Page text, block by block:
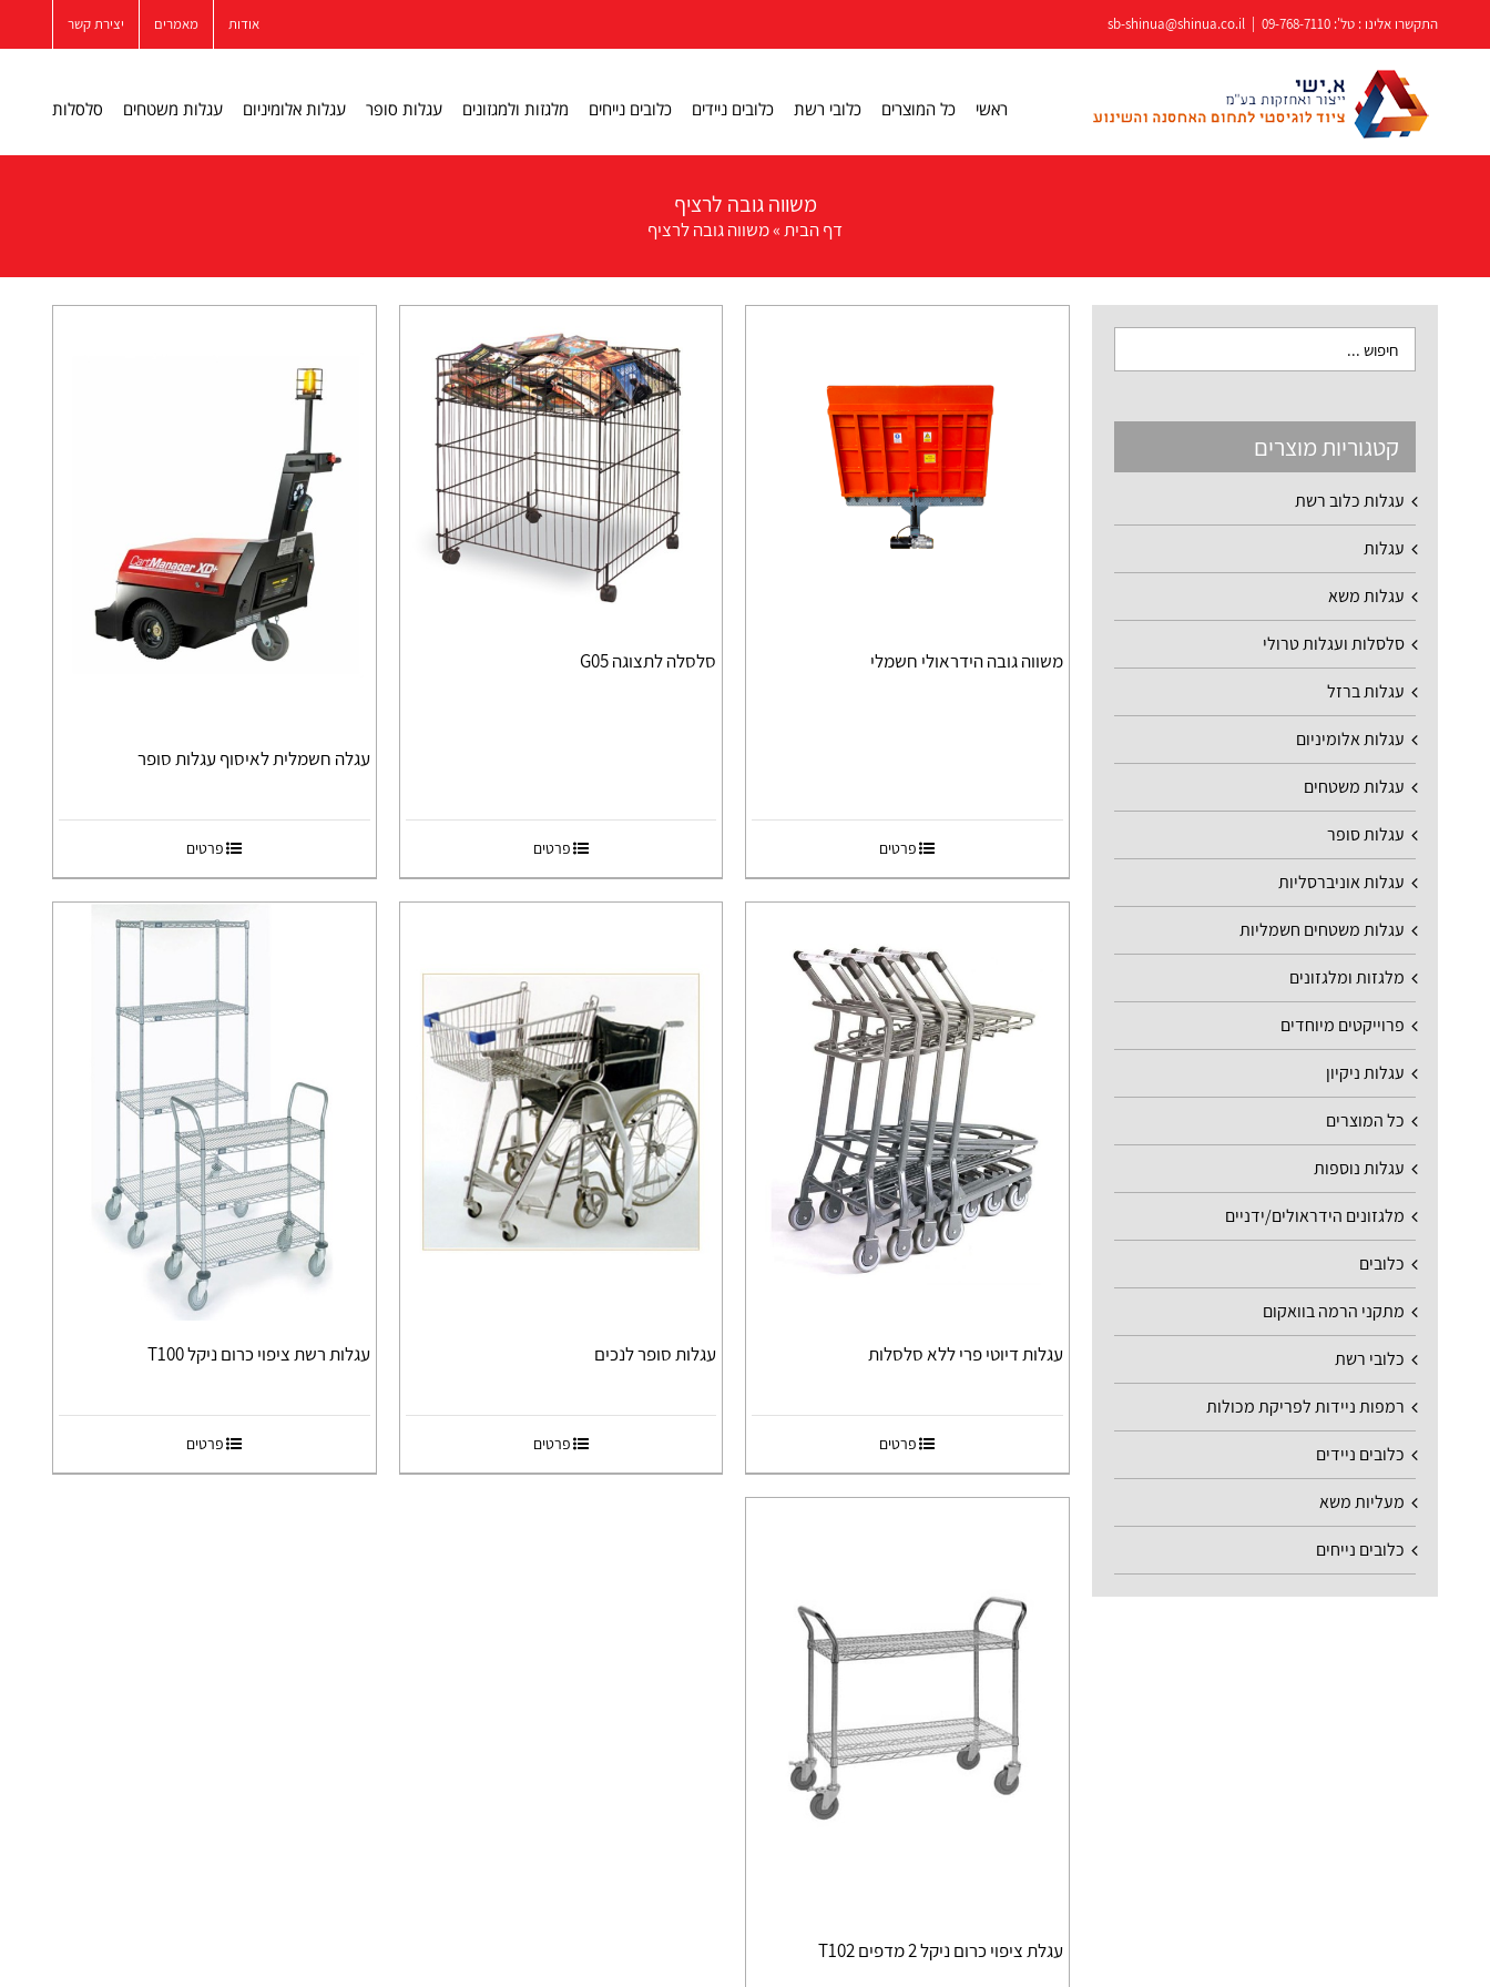
התקשרו אלינו : טל': 09-768-7110
sb-shinua@shinua.co.il אודות מאמרים יצירת קשר
ראשי כל המוצרים כלובי רשת כלובים ניידים כלובים נייחים מלגזות ולמגזונים עגלות סופר עגלות אלומיניום עגלות משטחים סלסלות
משווה גובה לרציף
דף הבית»משווה גובה לרציף
משווה גובה הידראולי חשמלי
פרטים
סלסלה לתצוגה G05
פרטים
עגלה חשמלית לאיסוף עגלות סופר
פרטים
עגלות דיוטי פרי ללא סלסלות
פרטים
עגלות סופר לנכים
פרטים
עגלות רשת ציפוי כרום ניקל T100
פרטים
עגלת ציפוי כרום ניקל 2 מדפים T102
קטגוריות מוצרים
עגלות כלוב רשת
עגלות
עגלות משא
סלסלות ועגלות טרולי
עגלות ברזל
עגלות אלומיניום
עגלות משטחים
עגלות סופר
עגלות אוניברסליות
עגלות משטחים חשמליות
מלגזות ומלגזונים
פרוייקטים מיוחדים
עגלות ניקיון
כל המוצרים
עגלות נוספות
מלגזונים הידראולים/ידניים
כלובים
מתקני הרמה בוואקום
כלובי רשת
רמפות ניידות לפריקת מכולות
כלובים ניידים
מעליות משא
כלובים נייחים